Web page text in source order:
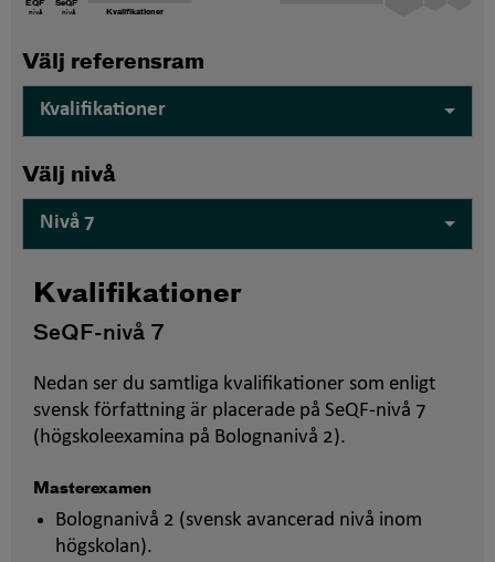
EQF
nivå
SeQF
nivå Kvalifikationer
Välj referensram
Kvalifikationer
Välj nivå
Nivå 7
Kvalifikationer
SeQF-nivå 7
Nedan ser du samtliga kvalifikationer som enligt
svensk författning är placerade på SeQF-nivå 7
(högskoleexamina på Bolognanivå 2).
Masterexamen
Bolognanivå 2 (svensk avancerad nivå inom
högskolan).